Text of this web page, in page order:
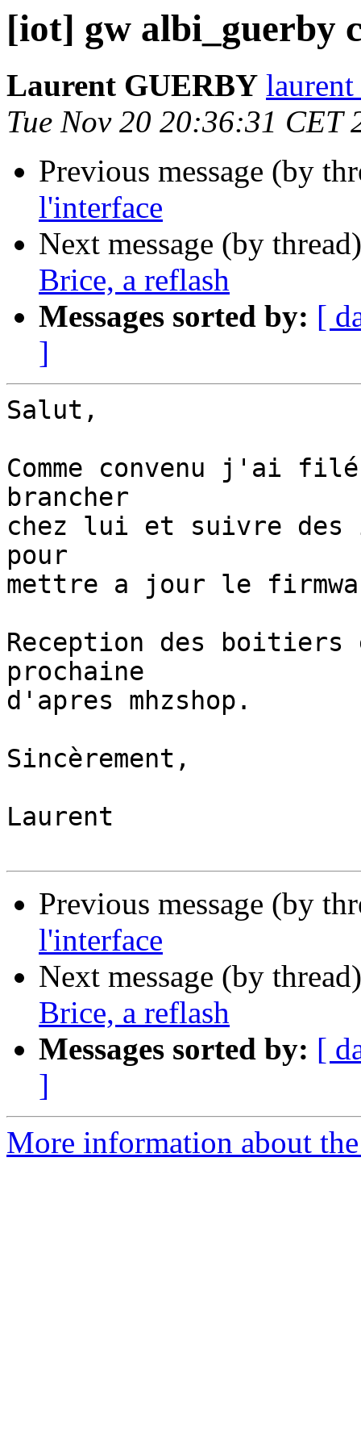
[iot] gw albi_guerby
Laurent GUERBY laurent
Tue Nov 20 20:36:31 CET
Previous message (by
l'interface
Next message (by
Brice, a reflash
Messages sorted by: [
]
Salut,
Comme convenu j'ai
brancher
chez lui et suivre
pour
mettre a jour le
Reception des boitiers
prochaine
d'apres mhzshop.
Sincèrement,
Laurent
Previous message (by
l'interface
Next message (by
Brice, a reflash
Messages sorted by: [
]
More information about